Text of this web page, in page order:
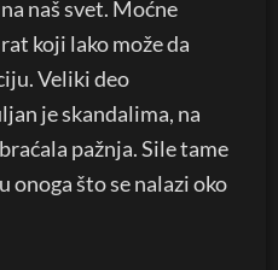
naš svet. Moćne
koji lako može da
Veliki deo
je skandalima, na
pažnja. Sile tame
onoga što se nalazi oko